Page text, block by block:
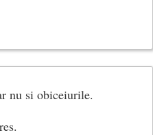
nu si obiceiurile.